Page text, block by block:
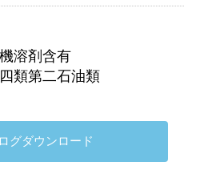
溶剤含有
類第二石油類
グダウンロード